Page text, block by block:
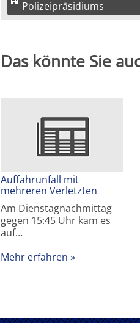
Polizeipräsidiums
Das könnte Sie
Auffahrunfall mit
mehreren Verletzten
Am Dienstagnachmittag
gegen 15:45 Uhr kam es
auf…
Mehr erfahren